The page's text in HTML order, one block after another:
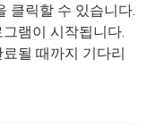
클릭할 수 있습니다.
램이 시작됩니다.
될 때까지 기다리